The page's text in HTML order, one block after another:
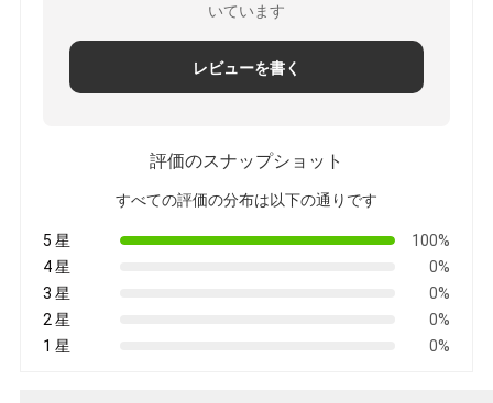
いています
レビューを書く
評価のスナップショット
すべての評価の分布は以下の通りです
5 星
100%
4 星
0%
3 星
0%
2 星
0%
1 星
0%